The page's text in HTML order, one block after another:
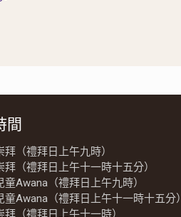
間
拜（禮拜日上午九時）
拜（禮拜日上午十一時十五分）
童Awana（禮拜日上午九時）
童Awana（禮拜日上午十一時十五分）
拜（禮拜日上午十一時）